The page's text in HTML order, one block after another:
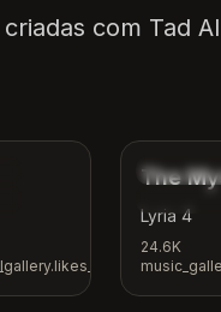
com Tad
The
Lyria 4
24.6K
3:24